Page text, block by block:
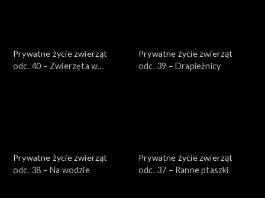
Prywatne życie zwierząt
odc. 40 – Zwierzęta w
Prywatne życie zwierząt
odc. 39 – Drapieżnicy
Prywatne życie zwierząt
odc. 38 – Na wodzie
Prywatne życie zwierząt
odc. 37 – Ranne ptaszki